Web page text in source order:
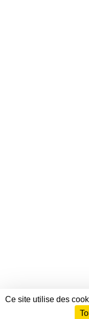
Envie de participer ?
Ce site utilise des